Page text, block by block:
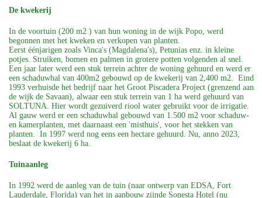
De kwekerij
In de voortuin (200 m2 ) van hun woning in de wijk Popo, werd
begonnen met het kweken en verkopen van planten.
Eerst éénjarigen zoals Vinca's (Magdalena's), Petunias enz. in kleine
potjes. Struiken, bomen en palmen in grotere potten volgenden al snel.
Een jaar later werd een stuk terrein achter de woning gehuurd en werd er
een schaduwhal van 400m2 gebouwd op de kwekerij van 2,400 m2. Eind
1993 verhuisde het bedrijf naar het Groot Piscadera Project (grenzend aan
de wijk de Savaan), alwaar een stuk terrein van 1 ha werd gehuurd van
SOLTUNA. Hier wordt gezuiverd riool water gebruikt voor de irrigatie.
Al gauw werd er een schaduwhal gebouwd van 1.500 m2 voor schaduw-
en kamerplanten, met daarnaast een 'misthuis', voor het stekken van
planten. In 1997 werd nog eens een hectare gehuurd. Nu, anno 2023,
beslaat de kwekerij 6 ha.
Tuinaanleg
In 1992 werd de aanleg van de tuin (naar ontwerp van EDSA, Fort
Lauderdale, Florida) van het in aanbouw zijnde Sonesta Hotel (nu